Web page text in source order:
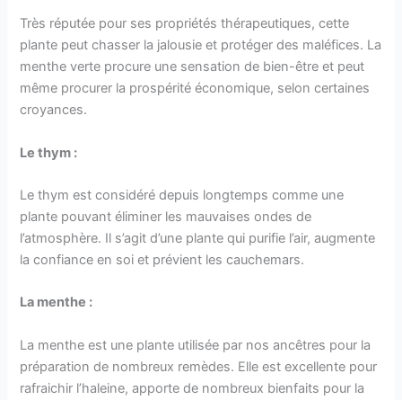
Très réputée pour ses propriétés thérapeutiques, cette
plante peut chasser la jalousie et protéger des maléfices. La
menthe verte procure une sensation de bien-être et peut
même procurer la prospérité économique, selon certaines
croyances.
Le thym :
Le thym est considéré depuis longtemps comme une
plante pouvant éliminer les mauvaises ondes de
l’atmosphère. Il s’agit d’une plante qui purifie l’air, augmente
la confiance en soi et prévient les cauchemars.
La menthe :
La menthe est une plante utilisée par nos ancêtres pour la
préparation de nombreux remèdes. Elle est excellente pour
rafraichir l’haleine, apporte de nombreux bienfaits pour la